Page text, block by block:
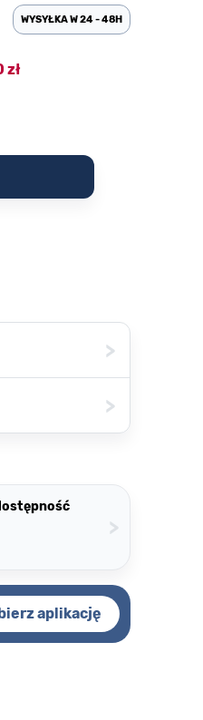
WYSYŁKA W 24 - 48H
zł
>
>
>
aplikację